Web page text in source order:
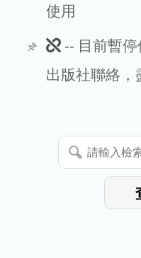
使用
此
期
暫
停
-- 目前暫
出版社聯絡，
請
輸